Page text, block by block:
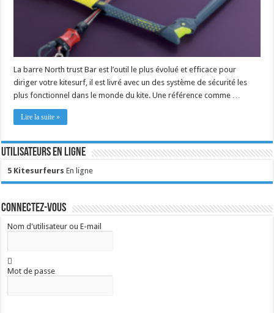
La barre North trust Bar est l’outil le plus évolué et efficace pour
diriger votre kitesurf, il est livré avec un des système de sécurité les
plus fonctionnel dans le monde du kite. Une référence comme …
Lire la suite »
Utilisateurs en ligne
5 Kitesurfeurs En ligne
Connectez-vous
Nom d'utilisateur ou E-mail
Mot de passe